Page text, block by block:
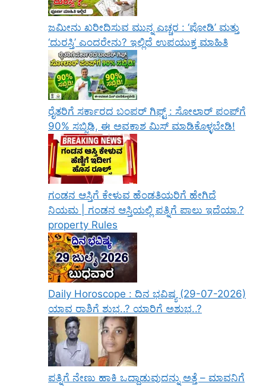
ಜಮೀನು ಖರೀದಿಸುವ ಮುನ್ನ ಎಚ್ಚರ : ‘ಪೋಡಿ’ ಮತ್ತು
‘ದುರಸ್ತಿ’ ಎಂದರೇನು? ಇಲ್ಲಿದೆ ಉಪಯುಕ್ತ ಮಾಹಿತಿ
ರೈತರಿಗೆ ಸರ್ಕಾರದ ಬಂಪರ್ ಗಿಫ್ಟ್ : ಸೋಲಾರ್ ಪಂಪ್‌ಗೆ
90% ಸಬ್ಸಿಡಿ, ಈ ಅವಕಾಶ ಮಿಸ್ ಮಾಡಿಕೊಳ್ಳಬೇಡಿ!
ಗಂಡನ ಆಸ್ತಿಗೆ ಕೇಳುವ ಹೆಂಡತಿಯರಿಗೆ ಹೇಗಿದೆ
ನಿಯಮ | ಗಂಡನ ಆಸ್ತಿಯಲ್ಲಿ ಪತ್ನಿಗೆ ಪಾಲು ಇದೆಯಾ.?
property Rules
Daily Horoscope : ದಿನ ಭವಿಷ್ಯ (29-07-2026)
ಯಾವ ರಾಶಿಗೆ ಶುಭ..? ಯಾರಿಗೆ ಅಶುಭ..?
ಪತ್ನಿಗೆ ನೇಣು ಹಾಕಿ ಒದ್ದಾಡುವುದನ್ನು ಅತ್ತೆ – ಮಾವನಿಗೆ